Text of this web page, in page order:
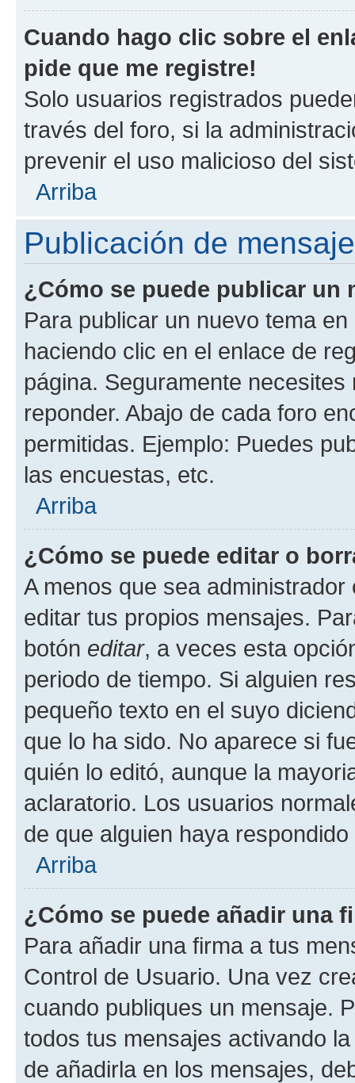
Cuando hago clic sobre el
pide que me registre!
Solo usuarios registrados
través del foro, si la
prevenir el uso malicioso del
Arriba
Publicación de
¿Cómo se puede publicar un
Para publicar un nuevo tema
haciendo clic en el enlace de
página. Seguramente
reponder. Abajo de cada foro
permitidas. Ejemplo: Puedes
las encuestas, etc.
Arriba
¿Cómo se puede editar o
A menos que sea
editar tus propios mensajes.
botón editar, a veces esta
periodo de tiempo. Si alguien
pequeño texto en el suyo
que lo ha sido. No aparece si
quién lo editó, aunque la
aclaratorio. Los usuarios
de que alguien haya
Arriba
¿Cómo se puede añadir una
Para añadir una firma a tus
Control de Usuario. Una vez
cuando publiques un mensaje.
todos tus mensajes activando
de añadirla en los mensajes,